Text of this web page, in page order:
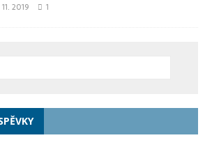
11. 2019 1